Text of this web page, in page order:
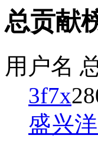
总贡献
用户名
3f7x
盛兴